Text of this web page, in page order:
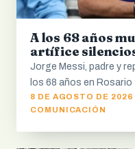
A los 68 años
artífice
Jorge Messi, padre y
los 68 años en
8 DE AGOSTO DE 2026
COMUNICACIÓN